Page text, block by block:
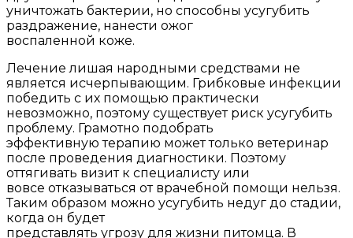
уничтожать бактерии, но способны усугубить
раздражение, нанести ожог
воспаленной коже.
Лечение лишая народными средствами не
является исчерпывающим. Грибковые инфекции
победить с их помощью практически
невозможно, поэтому существует риск усугубить
проблему. Грамотно подобрать
эффективную терапию может только ветеринар
после проведения диагностики. Поэтому
оттягивать визит к специалисту или
вовсе отказываться от врачебной помощи нельзя.
Таким образом можно усугубить недуг до стадии,
когда он будет
представлять угрозу для жизни питомца. В